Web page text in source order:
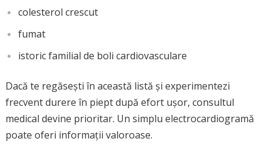
colesterol crescut
fumat
istoric familial de boli cardiovasculare
Dacă te regăsești în această listă și experimentezi
frecvent durere în piept după efort ușor, consultul
medical devine prioritar. Un simplu electrocardiogramă
poate oferi informații valoroase.